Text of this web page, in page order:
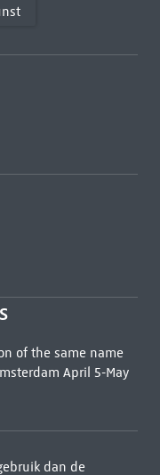
of the same name
April 5-May
dan de